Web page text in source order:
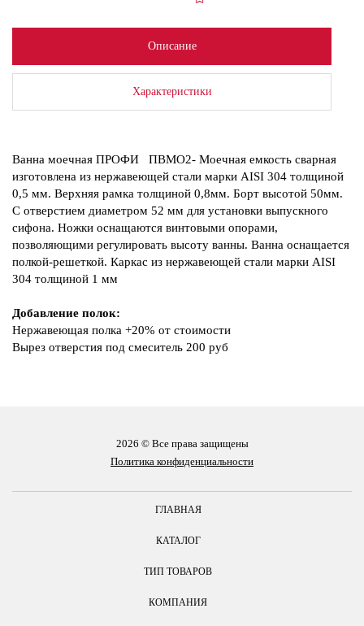
Описание
Характеристики
Ванна моечная ПРОФИ ПВМО2- Моечная емкость сварная
изготовлена из нержавеющей стали марки AISI 304 толщиной
0,5 мм. Верхняя рамка толщиной 0,8мм. Борт высотой 50мм.
С отверстием диаметром 52 мм для установки выпускного
сифона. Ножки оснащаются винтовыми опорами,
позволяющими регулировать высоту ванны. Ванна оснащается
полкой-решеткой. Каркас из нержавеющей стали марки AISI
304 толщиной 1 мм
Добавление полок:
Нержавеющая полка +20% от стоимости
Вырез отверстия под смеситель 200 руб
2026 © Все права защищены
Политика конфиденциальности
ГЛАВНАЯ
КАТАЛОГ
ТИП ТОВАРОВ
КОМПАНИЯ